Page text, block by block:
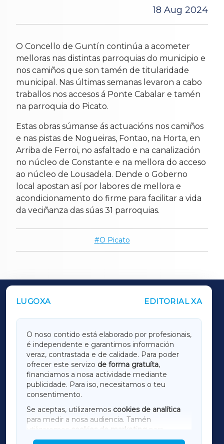
18 Aug 2024
O Concello de Guntín continúa a acometer
melloras nas distintas parroquias do municipio e
nos camiños que son tamén de titularidade
municipal. Nas últimas semanas levaron a cabo
traballos nos accesos á Ponte Cabalar e tamén
na parroquia do Picato.
Estas obras súmanse ás actuacións nos camiños
e nas pistas de Nogueiras, Fontao, na Horta, en
Arriba de Ferroi, no asfaltado e na canalización
no núcleo de Constante e na mellora do acceso
ao núcleo de Lousadela. Dende o Goberno
local apostan así por labores de mellora e
acondicionamento do firme para facilitar a vida
da veciñanza das súas 31 parroquias.
O Picato
LUGOXA EDITORIAL XA
O noso contido está elaborado por profesionais,
é independente e garantimos información
veraz, contrastada e de calidade. Para poder
ofrecer este servizo de forma gratuíta,
financiamos a nosa actividade mediante
publicidade. Para iso, necesitamos o teu
consentimento.
Se aceptas, utilizaremos cookies de analítica
para medir a nosa audiencia. Tamén
utilizaremos
cookies de marketing
mostrar publicidade de terceiros.
OUTROS PERIÓDICOS
LUGOXA
TERRACHAXA
AMARIÑAXA